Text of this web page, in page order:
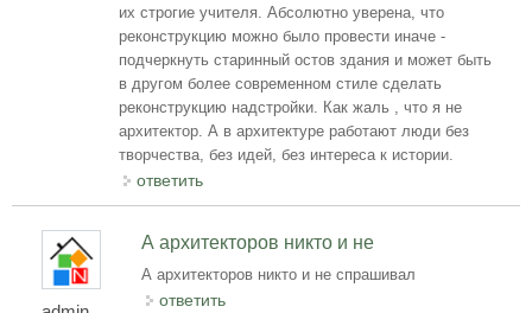
их строгие учителя. Абсолютно уверена, что
реконструкцию можно было провести иначе -
подчеркнуть старинный остов здания и может быть
в другом более современном стиле сделать
реконструкцию надстройки. Как жаль , что я не
архитектор. А в архитектуре работают люди без
творчества, без идей, без интереса к истории.
ответить
А архитекторов никто и не
А архитекторов никто и не спрашивал
ответить